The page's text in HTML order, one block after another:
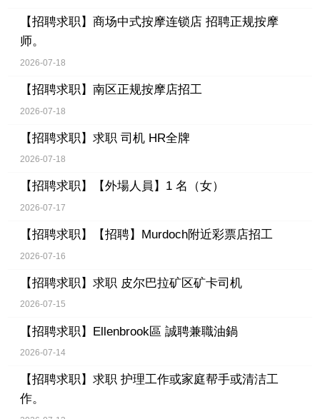
【招聘求职】 商场中式按摩连锁店 招聘正规按摩
师。
2026-07-18
【招聘求职】 南区正规按摩店招工
2026-07-18
【招聘求职】 求职 司机 HR全牌
2026-07-18
【招聘求职】 【外場人員】1 名（女）
2026-07-17
【招聘求职】 【招聘】Murdoch附近彩票店招工
2026-07-16
【招聘求职】 求职 皮尔巴拉矿区矿卡司机
2026-07-15
【招聘求职】 Ellenbrook區 誠聘兼職油鍋
2026-07-14
【招聘求职】 求职 护理工作或家庭帮手或清洁工
作。